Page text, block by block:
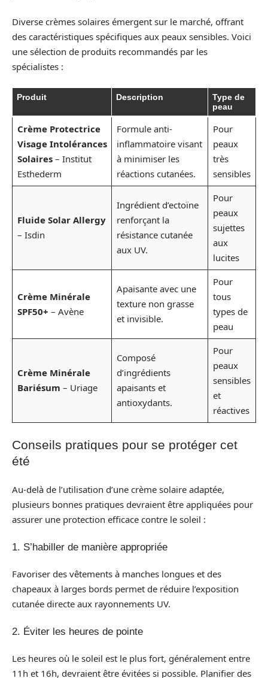
Diverse crèmes solaires émergent sur le marché, offrant
des caractéristiques spécifiques aux peaux sensibles. Voici
une sélection de produits recommandés par les
spécialistes :
Produit Description
Type de
peau
Crème Protectrice
Visage Intolérances
Solaires– Institut
Esthederm
Formule anti-
inflammatoire visant
à minimiser les
réactions cutanées.
Pour
peaux
très
sensibles
Fluide Solar Allergy
– Isdin
Ingrédient d’ectoïne
renforçant la
résistance cutanée
aux UV.
Pour
peaux
sujettes
aux
lucites
Crème Minérale
SPF50+ – Avène
Apaisante avec une
texture non grasse
et invisible.
Pour
tous
types de
peau
Crème Minérale
Bariésum – Uriage
Composé
d’ingrédients
apaisants et
antioxydants.
Pour
peaux
sensibles
et
réactives
Conseils pratiques pour se protéger cet
été
Au-delà de l’utilisation d’une crème solaire adaptée,
plusieurs bonnes pratiques devraient être appliquées pour
assurer une protection efficace contre le soleil :
1. S’habiller de manière appropriée
Favoriser des vêtements à manches longues et des
chapeaux à larges bords permet de réduire l’exposition
cutanée directe aux rayonnements UV.
2. Éviter les heures de pointe
Les heures où le soleil est le plus fort, généralement entre
11h et 16h, devraient être évitées si possible. Planifier des